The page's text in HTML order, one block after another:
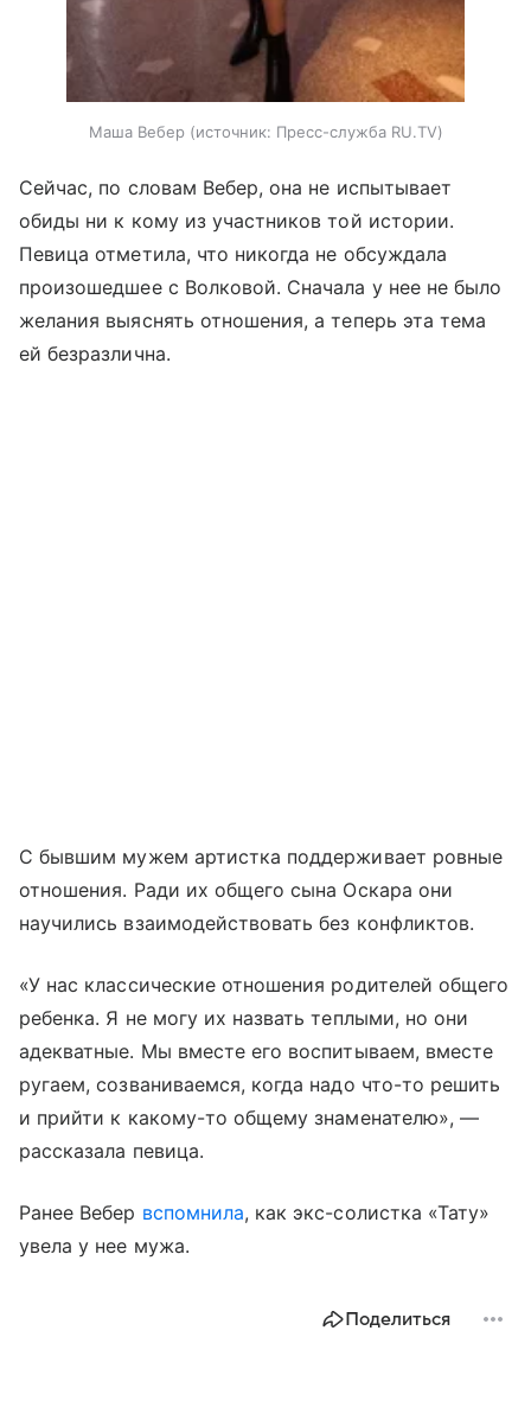
Маша Вебер источник: Пресс-служба RU.TV
Сейчас, по словам Вебер, она не испытывает
обиды ни к кому из участников той истории.
Певица отметила, что никогда не обсуждала
произошедшее с Волковой. Сначала у нее не было
желания выяснять отношения, а теперь эта тема
ей безразлична.
С бывшим мужем артистка поддерживает ровные
отношения. Ради их общего сына Оскара они
научились взаимодействовать без конфликтов.
«У нас классические отношения родителей общего
ребенка. Я не могу их назвать теплыми, но они
адекватные. Мы вместе его воспитываем, вместе
ругаем, созваниваемся, когда надо что-то решить
и прийти к какому-то общему знаменателю», —
рассказала певица.
Ранее Вебер вспомнила, как экс-солистка «Тату»
увела у нее мужа.
Поделиться